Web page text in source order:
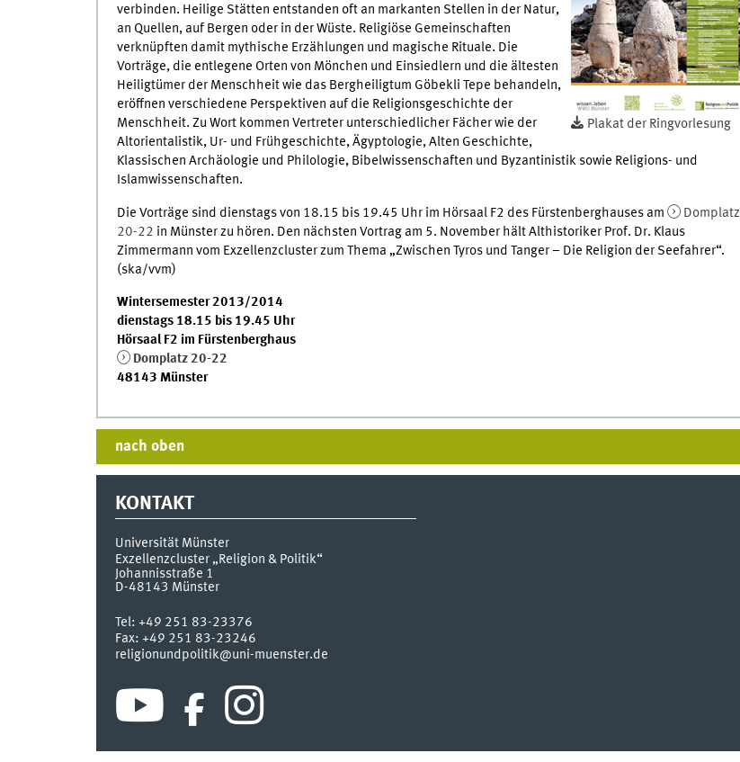
Plakat der Ringvorlesung
verbinden. Heilige Stätten entstanden oft an markanten Stellen in der Natur,
an Quellen, auf Bergen oder in der Wüste. Religiöse Gemeinschaften
verknüpften damit mythische Erzählungen und magische Rituale. Die
Vorträge, die entlegene Orten von Mönchen und Einsiedlern und die ältesten
Heiligtümer der Menschheit wie das Bergheiligtum Göbekli Tepe behandeln,
eröffnen verschiedene Perspektiven auf die Religionsgeschichte der
Menschheit. Zu Wort kommen Vertreter unterschiedlicher Fächer wie der
Altorientalistik, Ur- und Frühgeschichte, Ägyptologie, Alten Geschichte,
Klassischen Archäologie und Philologie, Bibelwissenschaften und Byzantinistik sowie Religions- und
Islamwissenschaften.
Die Vorträge sind dienstags von 18.15 bis 19.45 Uhr im Hörsaal F2 des Fürstenberghauses am
Domplatz
20-22 in Münster zu hören. Den nächsten Vortrag am 5. November hält Althistoriker Prof. Dr. Klaus
Zimmermann vom Exzellenzcluster zum Thema „Zwischen Tyros und Tanger – Die Religion der Seefahrer“.
(ska/vvm)
Wintersemester 2013/2014
dienstags 18.15 bis 19.45 Uhr
Hörsaal F2 im Fürstenberghaus
Domplatz 20-22
48143 Münster
nach oben
KONTAKT
Universität Münster
Exzellenzcluster „Religion & Politik“
Johannisstraße 1
D-48143 Münster
Tel: +49 251 83-23376
Fax: +49 251 83-23246
religionundpolitik@uni-muenster.de